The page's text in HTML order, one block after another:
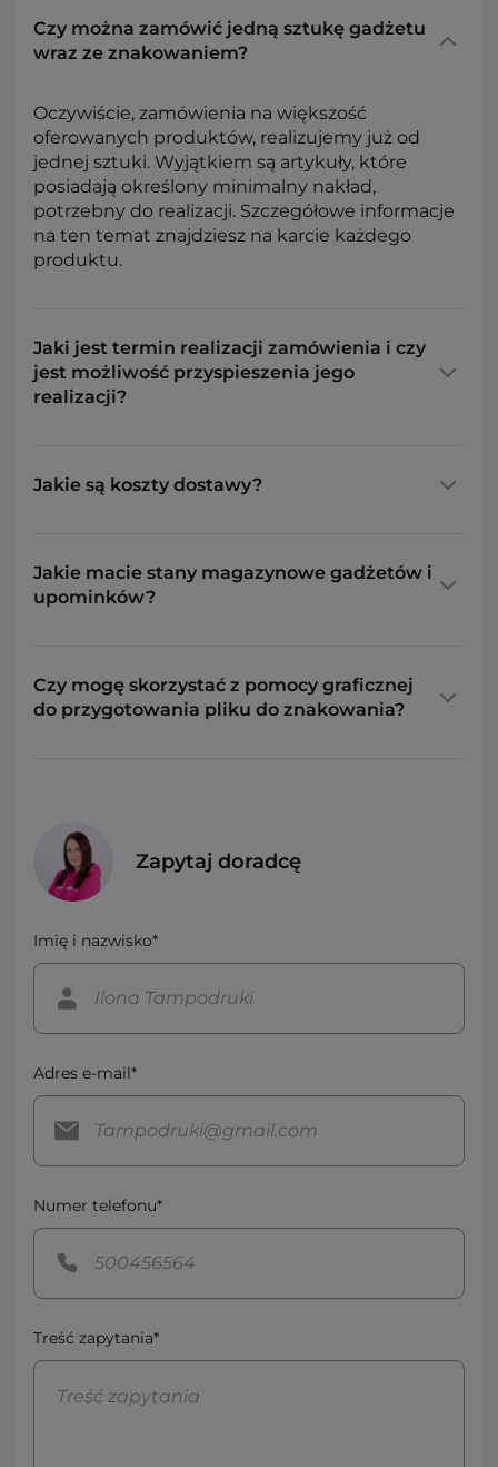
Czy można zamówić jedną sztukę gadżetu
wraz ze znakowaniem?
Oczywiście, zamówienia na większość
oferowanych produktów, realizujemy już od
jednej sztuki. Wyjątkiem są artykuły, które
posiadają określony minimalny nakład,
potrzebny do realizacji. Szczegółowe informacje
na ten temat znajdziesz na karcie każdego
produktu.
Jaki jest termin realizacji zamówienia i czy
jest możliwość przyspieszenia jego
realizacji?
Jakie są koszty dostawy?
Jakie macie stany magazynowe gadżetów i
upominków?
Czy mogę skorzystać z pomocy graficznej
do przygotowania pliku do znakowania?
Zapytaj doradcę
Imię i nazwisko*
Adres e-mail*
Numer telefonu*
Treść zapytania*